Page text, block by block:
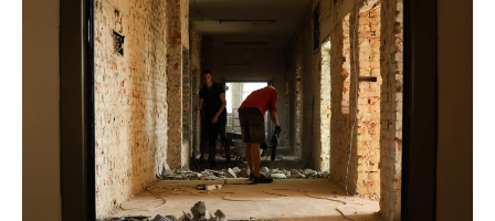
Економіка
Політика
Світ
Технології
Війна